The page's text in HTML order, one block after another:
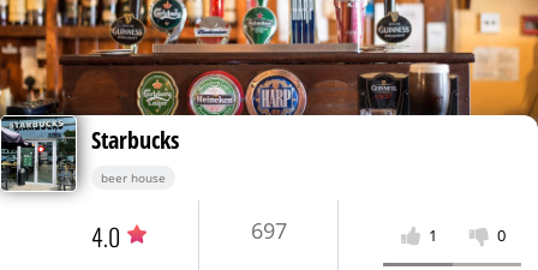
Starbucks
beer house
4.0 697 1 0